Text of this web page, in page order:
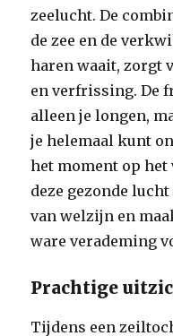
zeelucht. De
de zee en de
haren waait, zorgt
en verfrissing. De
alleen je longen,
je helemaal kunt
het moment op het
deze gezonde
van welzijn en
ware verademing
Prachtige
Tijdens een